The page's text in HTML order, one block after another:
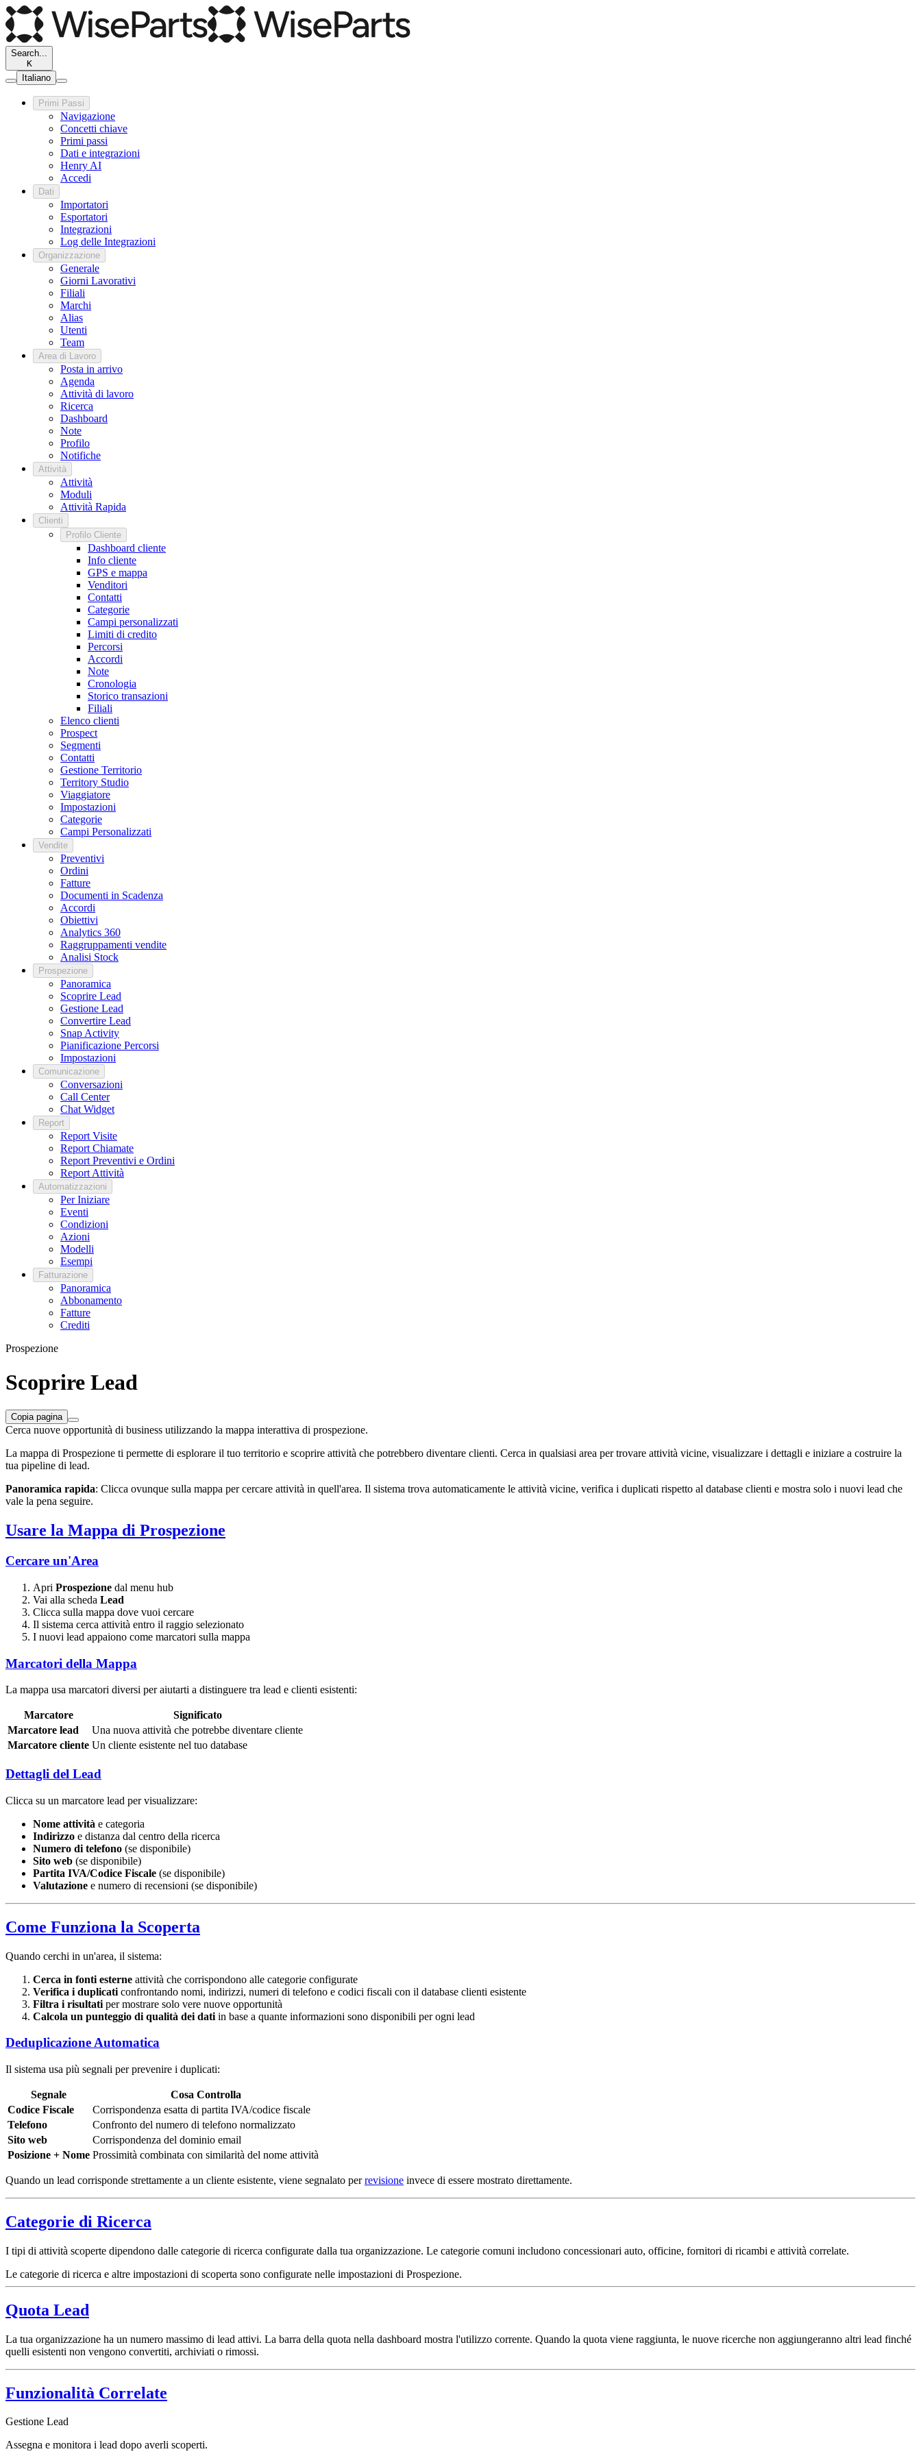
Search...
K
Italiano
Primi Passi
Navigazione
Concetti chiave
Primi passi
Dati e integrazioni
Henry AI
Accedi
Dati
Importatori
Esportatori
Integrazioni
Log delle Integrazioni
Organizzazione
Generale
Giorni Lavorativi
Filiali
Marchi
Alias
Utenti
Team
Area di Lavoro
Posta in arrivo
Agenda
Attività di lavoro
Ricerca
Dashboard
Note
Profilo
Notifiche
Attività
Attività
Moduli
Attività Rapida
Clienti
Profilo Cliente
Dashboard cliente
Info cliente
GPS e mappa
Venditori
Contatti
Categorie
Campi personalizzati
Limiti di credito
Percorsi
Accordi
Note
Cronologia
Storico transazioni
Filiali
Elenco clienti
Prospect
Segmenti
Contatti
Gestione Territorio
Territory Studio
Viaggiatore
Impostazioni
Categorie
Campi Personalizzati
Vendite
Preventivi
Ordini
Fatture
Documenti in Scadenza
Accordi
Obiettivi
Analytics 360
Raggruppamenti vendite
Analisi Stock
Prospezione
Panoramica
Scoprire Lead
Gestione Lead
Convertire Lead
Snap Activity
Pianificazione Percorsi
Impostazioni
Comunicazione
Conversazioni
Call Center
Chat Widget
Report
Report Visite
Report Chiamate
Report Preventivi e Ordini
Report Attività
Automatizzazioni
Per Iniziare
Eventi
Condizioni
Azioni
Modelli
Esempi
Fatturazione
Panoramica
Abbonamento
Fatture
Crediti
Prospezione
Scoprire Lead
Copia pagina
Cerca nuove opportunità di business utilizzando la mappa interattiva di prospezione.
La mappa di Prospezione ti permette di esplorare il tuo territorio e scoprire attività che potrebbero diventare clienti. Cerca in qualsiasi area per trovare attività vicine, visualizzare i dettagli e iniziare a costruire la
tua pipeline di lead.
Panoramica rapida: Clicca ovunque sulla mappa per cercare attività in quell'area. Il sistema trova automaticamente le attività vicine, verifica i duplicati rispetto al database clienti e mostra solo i nuovi lead che
vale la pena seguire.
Usare la Mappa di Prospezione
Cercare un'Area
Apri Prospezione dal menu hub
Vai alla scheda Lead
Clicca sulla mappa dove vuoi cercare
Il sistema cerca attività entro il raggio selezionato
I nuovi lead appaiono come marcatori sulla mappa
Marcatori della Mappa
La mappa usa marcatori diversi per aiutarti a distinguere tra lead e clienti esistenti:
Marcatore
Significato
Marcatore lead
Una nuova attività che potrebbe diventare cliente
Marcatore cliente Un cliente esistente nel tuo database
Dettagli del Lead
Clicca su un marcatore lead per visualizzare:
Nome attività e categoria
Indirizzo e distanza dal centro della ricerca
Numero di telefono (se disponibile)
Sito web (se disponibile)
Partita IVA/Codice Fiscale (se disponibile)
Valutazione e numero di recensioni (se disponibile)
Come Funziona la Scoperta
Quando cerchi in un'area, il sistema:
Cerca in fonti esterne attività che corrispondono alle categorie configurate
Verifica i duplicati confrontando nomi, indirizzi, numeri di telefono e codici fiscali con il database clienti esistente
Filtra i risultati per mostrare solo vere nuove opportunità
Calcola un punteggio di qualità dei dati in base a quante informazioni sono disponibili per ogni lead
Deduplicazione Automatica
Il sistema usa più segnali per prevenire i duplicati:
Segnale
Cosa Controlla
Codice Fiscale
Corrispondenza esatta di partita IVA/codice fiscale
Telefono
Confronto del numero di telefono normalizzato
Sito web
Corrispondenza del dominio email
Posizione + Nome Prossimità combinata con similarità del nome attività
Quando un lead corrisponde strettamente a un cliente esistente, viene segnalato perrevisione invece di essere mostrato direttamente.
Categorie di Ricerca
I tipi di attività scoperte dipendono dalle categorie di ricerca configurate dalla tua organizzazione. Le categorie comuni includono concessionari auto, officine, fornitori di ricambi e attività correlate.
Le categorie di ricerca e altre impostazioni di scoperta sono configurate nelle impostazioni di Prospezione.
Quota Lead
La tua organizzazione ha un numero massimo di lead attivi. La barra della quota nella dashboard mostra l'utilizzo corrente. Quando la quota viene raggiunta, le nuove ricerche non aggiungeranno altri lead finché
quelli esistenti non vengono convertiti, archiviati o rimossi.
Funzionalità Correlate
Gestione Lead
Assegna e monitora i lead dopo averli scoperti.